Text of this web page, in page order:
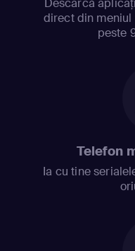
direct din meniul
peste
Telefon
Ia cu tine